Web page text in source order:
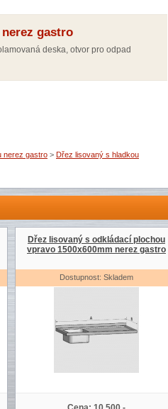
gastro
deska, otvor pro odpad
nerez gastro > Dřez lisovaný s hladkou
Dřez lisovaný s odkládací plochou
vpravo 1500x600mm nerez gastro
Dostupnost: Skladem